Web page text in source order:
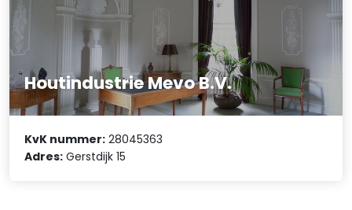
Houtindustrie Mevo B.V.
KvK nummer: 28045363
Adres: Gerstdijk 15